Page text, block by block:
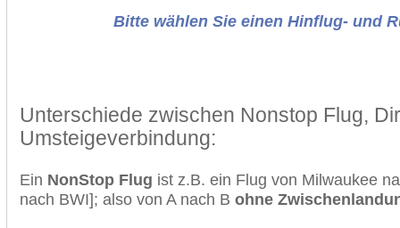
Bitte wählen Sie einen Hinflug- und
Unterschiede zwischen Nonstop Flug,
Umsteigeverbindung:
Ein NonStop Flug ist z.B. ein Flug von Milwaukee
nach BWI]; also von A nach B ohne